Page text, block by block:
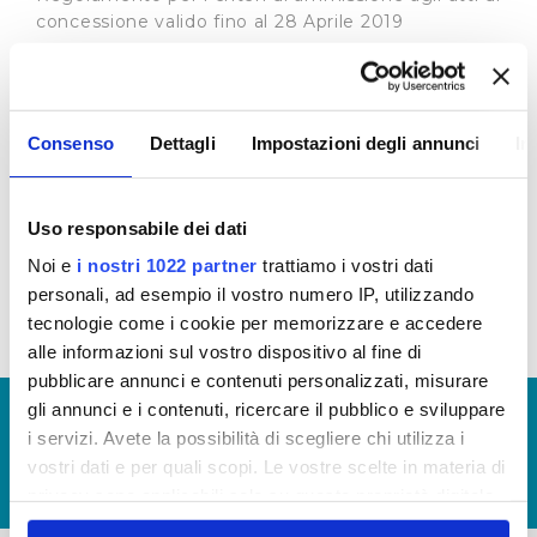
Consenso Dettagli Impostazioni degli annunci
Uso responsabile dei dati
Noi e i nostri 1022 partner trattiamo i vostri dati
personali, ad esempio il vostro numero IP, utilizzando
tecnologie come i cookie per memorizzare e accedere
alle informazioni sul vostro dispositivo al fine di
pubblicare annunci e contenuti personalizzati, misurare
gli annunci e i contenuti, ricercare il pubblico e sviluppare
i servizi. Avete la possibilità di scegliere chi utilizza i
vostri dati e per quali scopi. Le vostre scelte in materia di
in cui avete effettuato le vostre scelte. È possibile
concessione valido fino al 28 Aprile 2019
Regolamento per i criteri di ammissione agli atti di
concessione valido dal 29 Aprile 2019 fino al 2
Luglio 2019
Regolamento per i criteri di ammissione agli atti di
concessione in vigore dal 3 Luglio 2019
sole richieste di sponsorizzazione ricevute
entro e non oltre il 15/09/2019
© Copyright 2017 - 2026
GLOSSARIO
GIUDICA IL SERVIZIO